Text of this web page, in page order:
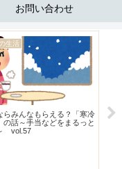
お問い合わせ
生活
らみんなもらえる？「寒冷
の話～手当などをまるっと
vol.57